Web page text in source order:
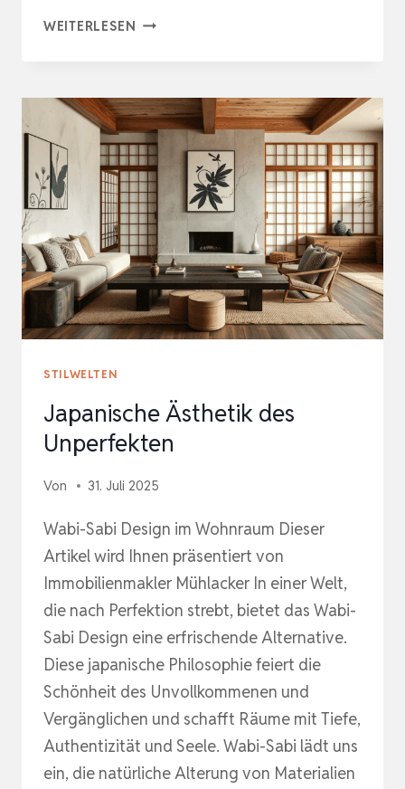
WEITERLESEN NATÜRLICHE
MEERESGESCHICHTE
STILWELTEN
Japanische Ästhetik des
Unperfekten
Von 31. Juli 2025
Wabi-Sabi Design im Wohnraum Dieser
Artikel wird Ihnen präsentiert von
Immobilienmakler Mühlacker In einer Welt,
die nach Perfektion strebt, bietet das Wabi-
Sabi Design eine erfrischende Alternative.
Diese japanische Philosophie feiert die
Schönheit des Unvollkommenen und
Vergänglichen und schafft Räume mit Tiefe,
Authentizität und Seele. Wabi-Sabi lädt uns
ein, die natürliche Alterung von Materialien